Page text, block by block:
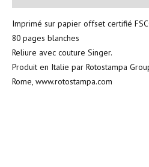
Imprimé sur papier offset certifié
80 pages blanches
Reliure avec couture Singer.
Produit en Italie par Rotostampa
Rome, www.rotostampa.com